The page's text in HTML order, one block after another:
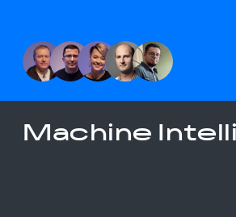
Machine